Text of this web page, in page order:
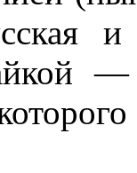
—